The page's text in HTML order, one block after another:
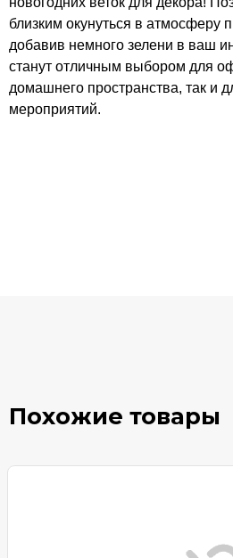
близким окунуться в атмосферу
добавив немного зелени в ваш
станут отличным выбором для
домашнего пространства, так и
мероприятий.
Похожие товары